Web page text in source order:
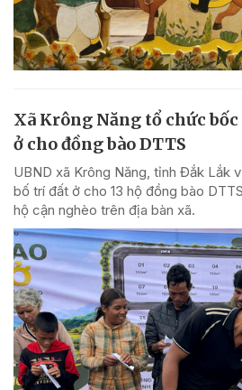
Xã Krông Năng tổ chức
ở cho đồng bào DTTS
UBND xã Krông Năng, tỉnh Đắk Lắk
bố trí đất ở cho 13 hộ đồng bào
hộ cận nghèo trên địa bàn xã.